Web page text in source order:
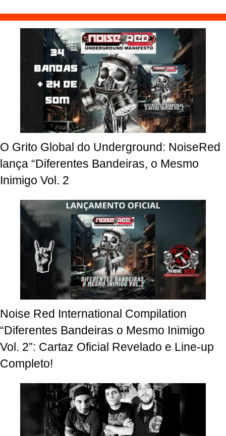
O Grito Global do Underground: NoiseRed
lança “Diferentes Bandeiras, o Mesmo
Inimigo Vol. 2
Noise Red International Compilation
“Diferentes Bandeiras o Mesmo Inimigo
Vol. 2”: Cartaz Oficial Revelado e Line-up
Completo!